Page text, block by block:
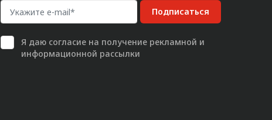
Подписаться
Я даю согласие на получение рекламной и
информационной рассылки